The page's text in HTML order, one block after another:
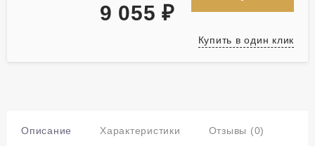
9 055 ₽
Купить в один клик
Описание Характеристики Отзывы (0)